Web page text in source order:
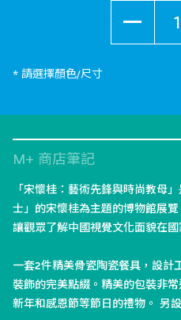
* 請選擇顏色/尺寸
M+ 商店筆記
「宋懷桂：藝術先鋒與時尚教母
士」的宋懷桂為主題的博物館展
讓觀眾了解中國視覺文化面貌在
一套2件精美骨瓷陶瓷餐具，設計
裝飾的完美點綴。精美的包裝非
新年和感恩節等節日的禮物。 另